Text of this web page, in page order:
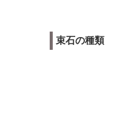
束石の種類